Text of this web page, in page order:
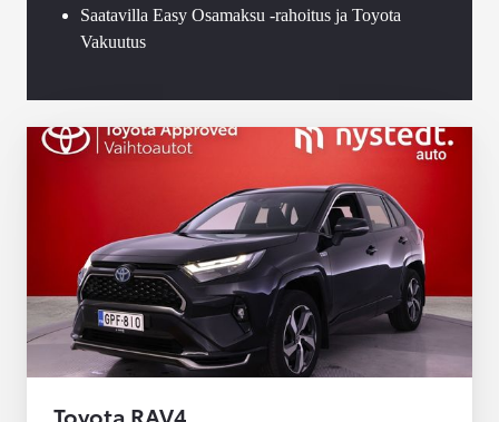
Saatavilla Easy Osamaksu -rahoitus ja Toyota
Vakuutus
Toyota RAV4